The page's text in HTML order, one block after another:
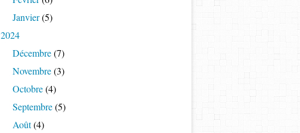
Janvier(5)
2024
Décembre(7)
Novembre(3)
Octobre(4)
Septembre(5)
Août(4)